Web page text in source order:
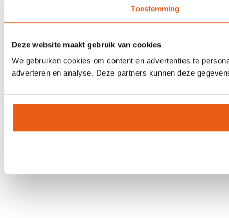
Toestemming
Deze website maakt gebruik van cookies
We gebruiken cookies om content en advertenties te
adverteren en analyse. Deze partners kunnen deze